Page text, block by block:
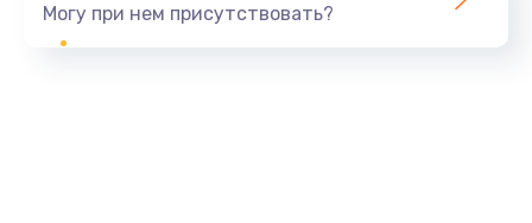
Могу при нем присутствовать?